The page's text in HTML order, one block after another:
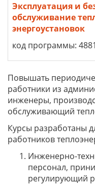
Эксплуатация и
обслуживание
энергоустановок
код программы: 4881
Повышать
работники из
инженеры,
обслуживающий
Курсы разработаны
работников
Инженерно-
персонал,
регулирующий